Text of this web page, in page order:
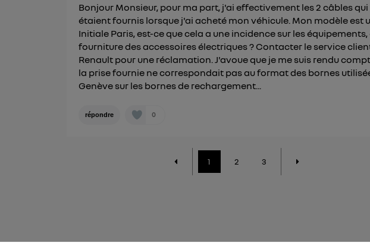
Bonjour Monsieur, pour ma part, j'ai effectivement les 2 câbles qui
étaient fournis lorsque j'ai acheté mon véhicule. Mon modèle est
Initiale Paris, est-ce que cela a une incidence sur les équipements,
fourniture des accessoires électriques ? Contacter le service
Renault pour une réclamation. J'avoue que je me suis rendu
la prise fournie ne correspondait pas au format des bornes
Genève sur les bornes de rechargement...
répondre 0
1 2 3